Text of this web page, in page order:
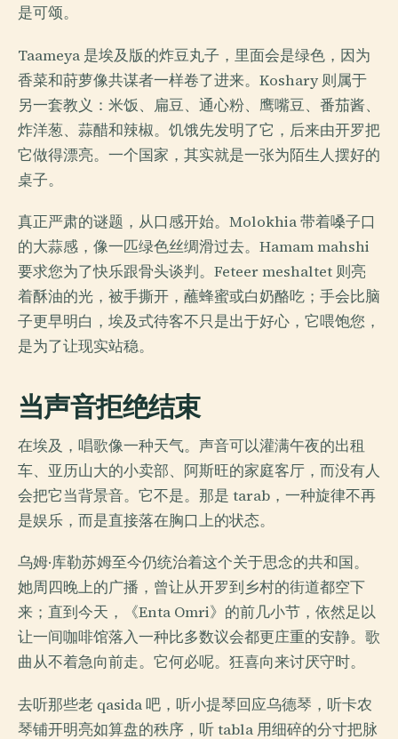
是可颂。
Taameya 是埃及版的炸豆丸子，里面会是绿色，因为
香菜和莳萝像共谋者一样卷了进来。Koshary 则属于
另一套教义：米饭、扁豆、通心粉、鹰嘴豆、番茄酱、
炸洋葱、蒜醋和辣椒。饥饿先发明了它，后来由开罗把
它做得漂亮。一个国家，其实就是一张为陌生人摆好的
桌子。
真正严肃的谜题，从口感开始。Molokhia 带着嗓子口
的大蒜感，像一匹绿色丝绸滑过去。Hamam mahshi
要求您为了快乐跟骨头谈判。Feteer meshaltet 则亮
着酥油的光，被手撕开，蘸蜂蜜或白奶酪吃；手会比脑
子更早明白，埃及式待客不只是出于好心，它喂饱您，
是为了让现实站稳。
当声音拒绝结束
在埃及，唱歌像一种天气。声音可以灌满午夜的出租
车、亚历山大的小卖部、阿斯旺的家庭客厅，而没有人
会把它当背景音。它不是。那是 tarab，一种旋律不再
是娱乐，而是直接落在胸口上的状态。
乌姆·库勒苏姆至今仍统治着这个关于思念的共和国。
她周四晚上的广播，曾让从开罗到乡村的街道都空下
来；直到今天，《Enta Omri》的前几小节，依然足以
让一间咖啡馆落入一种比多数议会都更庄重的安静。歌
曲从不着急向前走。它何必呢。狂喜向来讨厌守时。
去听那些老 qasida 吧，听小提琴回应乌德琴，听卡农
琴铺开明亮如算盘的秩序，听 tabla 用细碎的分寸把脉